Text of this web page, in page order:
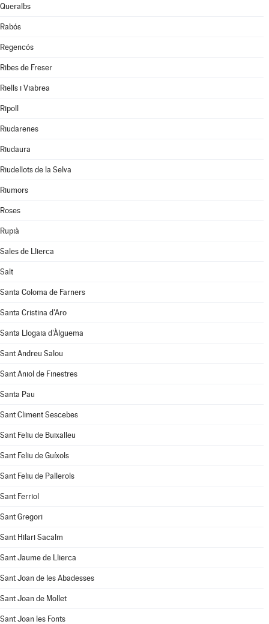
Queralbs
Rabós
Regencós
Ribes de Freser
Riells i Viabrea
Ripoll
Riudarenes
Riudaura
Riudellots de la Selva
Riumors
Roses
Rupià
Sales de Llierca
Salt
Santa Coloma de Farners
Santa Cristina d'Aro
Santa Llogaia d'Àlguema
Sant Andreu Salou
Sant Aniol de Finestres
Santa Pau
Sant Climent Sescebes
Sant Feliu de Buixalleu
Sant Feliu de Guíxols
Sant Feliu de Pallerols
Sant Ferriol
Sant Gregori
Sant Hilari Sacalm
Sant Jaume de Llierca
Sant Joan de les Abadesses
Sant Joan de Mollet
Sant Joan les Fonts